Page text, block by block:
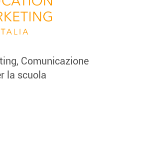
Comunicazione
la scuola